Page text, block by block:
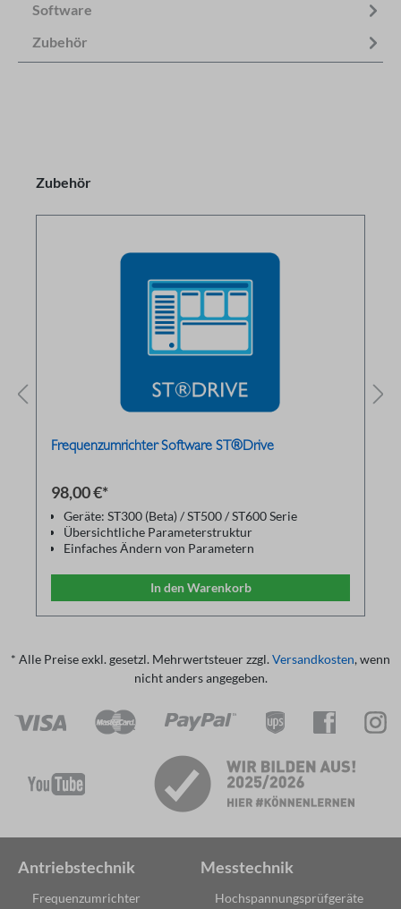
Software
Zubehör
Zubehör
Frequenzumrichter Software ST®Drive
98,00 €*
Geräte: ST300 (Beta) / ST500 / ST600 Serie
Übersichtliche Parameterstruktur
Einfaches Ändern von Parametern
einen Drucker ausgedruckt werden
Gespeicherte Parameter Dateien können als
Backup wieder geladen werden
In den Warenkorb
* Alle Preise exkl. gesetzl. Mehrwertsteuer zzgl. Versandkosten, wenn
nicht anders angegeben.
Antriebstechnik
Frequenzumrichter
Messtechnik
Hochspannungsprüfgeräte